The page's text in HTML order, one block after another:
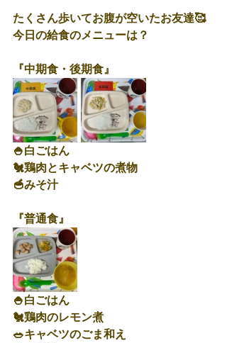
たくさん歩いてお腹が空いたお友達🥰
今日の給食のメニューは？
『中期食・後期食』
🍚白ごはん
🐔鶏肉とキャベツの煮物
🥣みそ汁
『普通食』
🍚白ごはん
🐔鶏肉のレモン煮
🥗キャベツのごま和え